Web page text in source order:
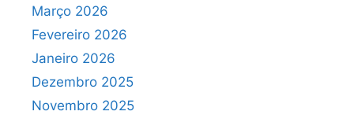
Março 2026
Fevereiro 2026
Janeiro 2026
Dezembro 2025
Novembro 2025